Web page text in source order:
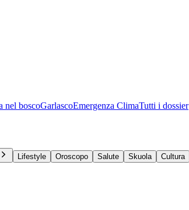
nel boscoGarlascoEmergenza ClimaTutti i dossier
Lifestyle Oroscopo Salute Skuola Cultura